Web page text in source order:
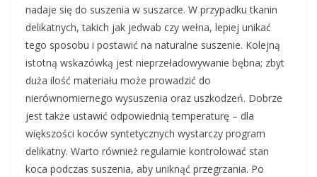
nadaje się do suszenia w suszarce. W przypadku tkanin
delikatnych, takich jak jedwab czy wełna, lepiej unikać
tego sposobu i postawić na naturalne suszenie. Kolejną
istotną wskazówką jest nieprzeładowywanie bębna; zbyt
duża ilość materiału może prowadzić do
nierównomiernego wysuszenia oraz uszkodzeń. Dobrze
jest także ustawić odpowiednią temperaturę – dla
większości koców syntetycznych wystarczy program
delikatny. Warto również regularnie kontrolować stan
koca podczas suszenia, aby uniknąć przegrzania. Po